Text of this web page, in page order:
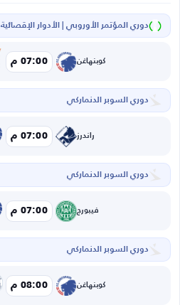
دوري المؤتمر الأوروبي | الأدوار الإقصائية
كوبنهاغن 07:00 م
دوري السوبر الدنماركي
راندرز 07:00 م
دوري السوبر الدنماركي
فيبورج 07:00 م
دوري السوبر الدنماركي
كوبنهاغن 08:00 م